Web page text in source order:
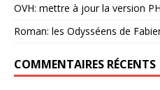
OVH: mettre à jour la version
Roman: les Odysséens de
COMMENTAIRES RÉCENTS